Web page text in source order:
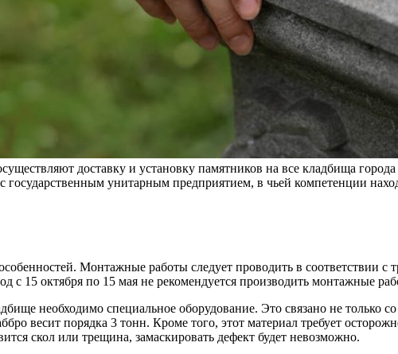
доставку и установку памятников на все кладбища
государственным унитарным предприятием, в чьей компетенции
Монтажные работы следует проводить в
с 15 октября по 15 мая не рекомендуется производить монтажные
необходимо специальное оборудование. Это связано не только
весит порядка 3 тонн. Кроме того, этот материал требует
скол или трещина, замаскировать дефект будет невозможно.